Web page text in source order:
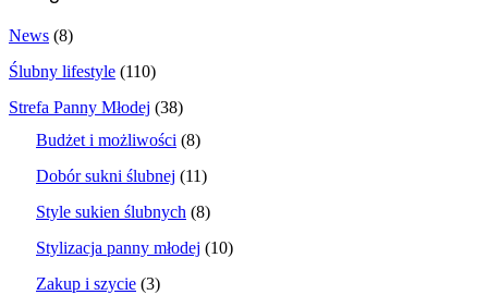
News (8)
Ślubny lifestyle (110)
Strefa Panny Młodej (38)
Budżet i możliwości (8)
Dobór sukni ślubnej (11)
Style sukien ślubnych (8)
Stylizacja panny młodej (10)
Zakup i szycie (3)